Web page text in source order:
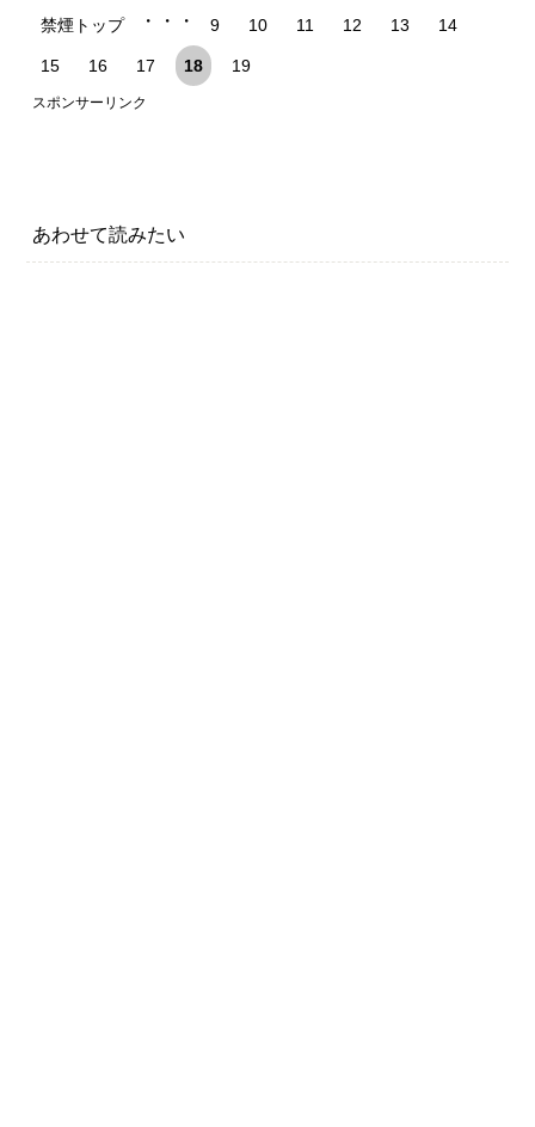
禁煙トップ ・・・ 9 10 11 12 13 14
15 16 17 18 19
スポンサーリンク
あわせて読みたい